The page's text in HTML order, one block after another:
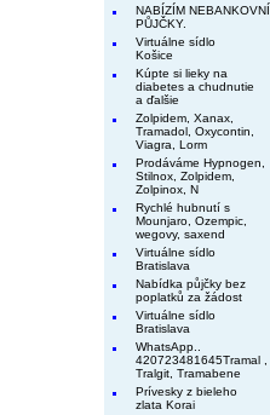
NABÍZÍM NEBANKOVNÍ
PŮJČKY.
Virtuálne sídlo
Košice
Kúpte si lieky na
diabetes a chudnutie
a ďalšie
Zolpidem, Xanax,
Tramadol, Oxycontin,
Viagra, Lorm
Prodáváme Hypnogen,
Stilnox, Zolpidem,
Zolpinox, N
Rychlé hubnutí s
Mounjaro, Ozempic,
wegovy, saxend
Virtuálne sídlo
Bratislava
Nabídka půjčky bez
poplatků za žádost
Virtuálne sídlo
Bratislava
WhatsApp..
420723481645Tramal ,
Tralgit, Tramabene
Prívesky z bieleho
zlata Korai